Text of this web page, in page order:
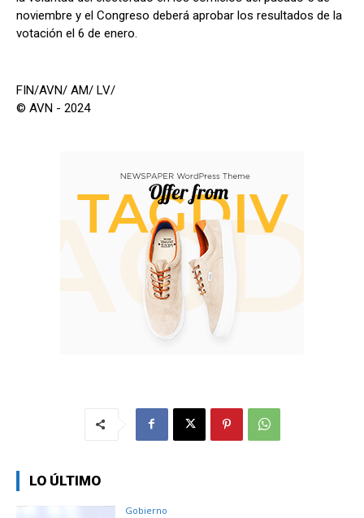
noviembre y el Congreso deberá aprobar los resultados de la
votación el 6 de enero.
FIN/AVN/ AM/ LV/
© AVN - 2024
LO ÚLTIMO
Gobierno